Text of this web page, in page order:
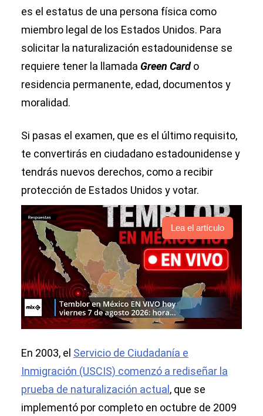
es el estatus de una persona física como
miembro legal de los Estados Unidos. Para
solicitar la naturalización estadounidense se
requiere tener la llamada Green Cardo
residencia permanente, edad, documentos y
moralidad.
Si pasas el examen, que es el último requisito,
te convertirás en ciudadano estadounidense y
tendrás nuevos derechos, como a recibir
protección de Estados Unidos y votar.
Lea el artículo
En 2003, el Servicio de Ciudadanía e
Inmigración (USCIS) comenzó a rediseñar la
prueba de naturalización actual , que se
implementó por completo en octubre de 2009